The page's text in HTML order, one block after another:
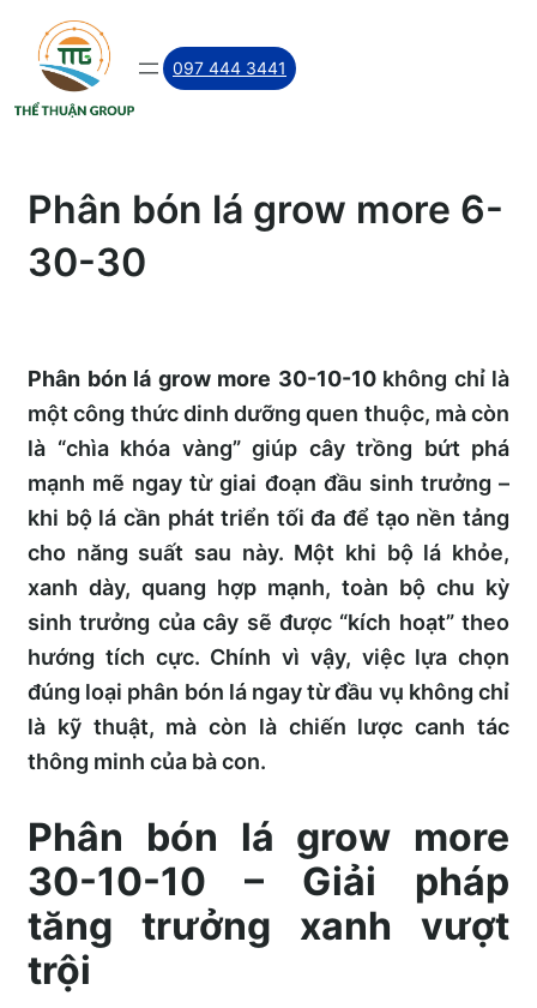
Skip
content
097 444 3441
Phân bón lá grow more 6-
30-30
Phân bón lá grow more 30-10-10không chỉ là
một công thức dinh dưỡng quen thuộc, mà còn
là “chìa khóa vàng” giúp cây trồng bứt phá
mạnh mẽ ngay từ giai đoạn đầu sinh trưởng –
khi bộ lá cần phát triển tối đa để tạo nền tảng
cho năng suất sau này. Một khi bộ lá khỏe,
xanh dày, quang hợp mạnh, toàn bộ chu kỳ
sinh trưởng của cây sẽ được “kích hoạt” theo
hướng tích cực. Chính vì vậy, việc lựa chọn
đúng loại phân bón lá ngay từ đầu vụ không chỉ
là kỹ thuật, mà còn là chiến lược canh tác
thông minh của bà con.
Phân bón lá grow more
30-10-10 – Giải pháp
tăng trưởng xanh vượt
trội